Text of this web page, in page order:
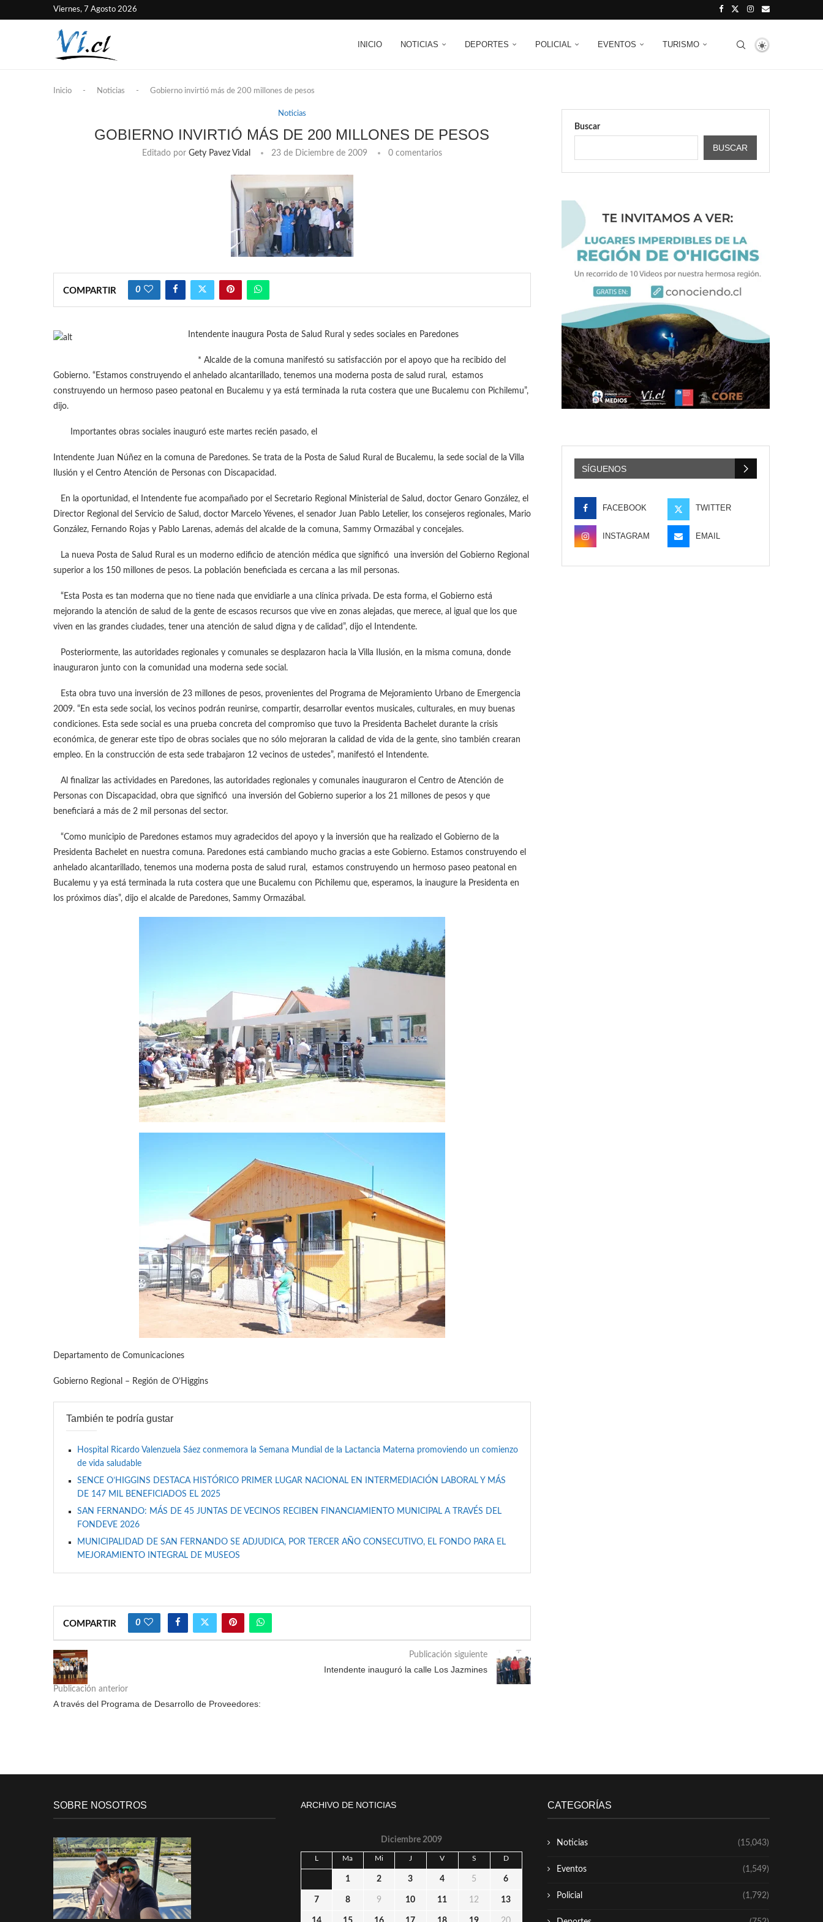
Viernes, 7 Agosto 2026
INICIO NOTICIAS DEPORTES POLICIAL EVENTOS TURISMO
Inicio - Noticias - Gobierno invirtió más de 200 millones de pesos
Noticias
GOBIERNO INVIRTIÓ MÁS DE 200 MILLONES DE PESOS
Editado por Gety Pavez Vidal 23 de Diciembre de 2009 0 comentarios
COMPARTIR 0
Intendente inaugura Posta de Salud Rural y sedes sociales en Paredones
* Alcalde de la comuna manifestó su satisfacción por el apoyo que ha recibido del
Gobierno. “Estamos construyendo el anhelado alcantarillado, tenemos una moderna posta de salud rural, estamos
construyendo un hermoso paseo peatonal en Bucalemu y ya está terminada la ruta costera que une Bucalemu con Pichilemu”,
dijo.
Importantes obras sociales inauguró este martes recién pasado, el
Intendente Juan Núñez en la comuna de Paredones. Se trata de la Posta de Salud Rural de Bucalemu, la sede social de la Villa
Ilusión y el Centro Atención de Personas con Discapacidad.
En la oportunidad, el Intendente fue acompañado por el Secretario Regional Ministerial de Salud, doctor Genaro González, el
Director Regional del Servicio de Salud, doctor Marcelo Yévenes, el senador Juan Pablo Letelier, los consejeros regionales, Mario
González, Fernando Rojas y Pablo Larenas, además del alcalde de la comuna, Sammy Ormazábal y concejales.
La nueva Posta de Salud Rural es un moderno edificio de atención médica que significó una inversión del Gobierno Regional
superior a los 150 millones de pesos. La población beneficiada es cercana a las mil personas.
“Esta Posta es tan moderna que no tiene nada que envidiarle a una clínica privada. De esta forma, el Gobierno está
mejorando la atención de salud de la gente de escasos recursos que vive en zonas alejadas, que merece, al igual que los que
viven en las grandes ciudades, tener una atención de salud digna y de calidad”, dijo el Intendente.
Posteriormente, las autoridades regionales y comunales se desplazaron hacia la Villa Ilusión, en la misma comuna, donde
inauguraron junto con la comunidad una moderna sede social.
Esta obra tuvo una inversión de 23 millones de pesos, provenientes del Programa de Mejoramiento Urbano de Emergencia
2009. “En esta sede social, los vecinos podrán reunirse, compartir, desarrollar eventos musicales, culturales, en muy buenas
condiciones. Esta sede social es una prueba concreta del compromiso que tuvo la Presidenta Bachelet durante la crisis
económica, de generar este tipo de obras sociales que no sólo mejoraran la calidad de vida de la gente, sino también crearan
empleo. En la construcción de esta sede trabajaron 12 vecinos de ustedes”, manifestó el Intendente.
Al finalizar las actividades en Paredones, las autoridades regionales y comunales inauguraron el Centro de Atención de
Personas con Discapacidad, obra que significó una inversión del Gobierno superior a los 21 millones de pesos y que
beneficiará a más de 2 mil personas del sector.
“Como municipio de Paredones estamos muy agradecidos del apoyo y la inversión que ha realizado el Gobierno de la
Presidenta Bachelet en nuestra comuna. Paredones está cambiando mucho gracias a este Gobierno. Estamos construyendo el
anhelado alcantarillado, tenemos una moderna posta de salud rural, estamos construyendo un hermoso paseo peatonal en
Bucalemu y ya está terminada la ruta costera que une Bucalemu con Pichilemu que, esperamos, la inaugure la Presidenta en
los próximos días”, dijo el alcalde de Paredones, Sammy Ormazábal.
Departamento de Comunicaciones
Gobierno Regional – Región de O’Higgins
También te podría gustar
Hospital Ricardo Valenzuela Sáez conmemora la Semana Mundial de la Lactancia Materna promoviendo un comienzo
de vida saludable
SENCE O’HIGGINS DESTACA HISTÓRICO PRIMER LUGAR NACIONAL EN INTERMEDIACIÓN LABORAL Y MÁS
DE 147 MIL BENEFICIADOS EL 2025
SAN FERNANDO: MÁS DE 45 JUNTAS DE VECINOS RECIBEN FINANCIAMIENTO MUNICIPAL A TRAVÉS DEL
FONDEVE 2026
MUNICIPALIDAD DE SAN FERNANDO SE ADJUDICA, POR TERCER AÑO CONSECUTIVO, EL FONDO PARA EL
MEJORAMIENTO INTEGRAL DE MUSEOS
COMPARTIR 0
Publicación anterior
A través del Programa de Desarrollo de Proveedores:
Publicación siguiente
Intendente inauguró la calle Los Jazmines
Buscar
BUSCAR
SÍGUENOS
FACEBOOK TWITTER
INSTAGRAM EMAIL
SOBRE NOSOTROS ARCHIVO DE NOTICIAS
Diciembre 2009
L Ma Mi J V S D
1 2 3 4 5 6
7 8 9 10 11 12 13
CATEGORÍAS
Noticias (15,043)
Eventos (1,549)
Policial (1,792)